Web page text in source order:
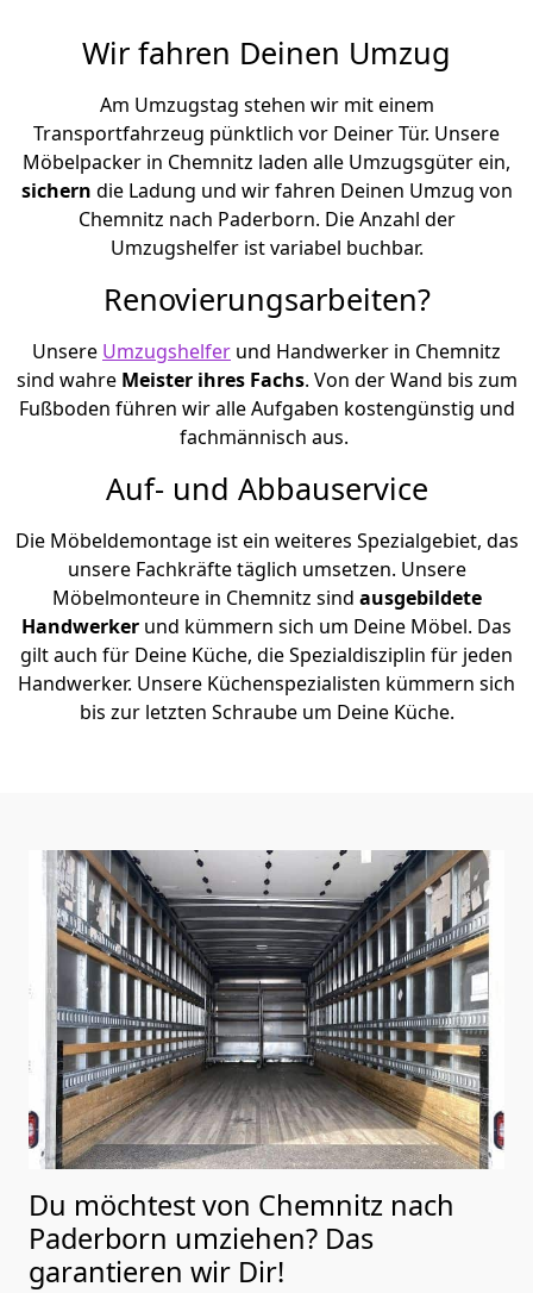
Wir fahren Deinen Umzug
Am Umzugstag stehen wir mit einem
Transportfahrzeug pünktlich vor Deiner Tür. Unsere
Möbelpacker in Chemnitz laden alle Umzugsgüter ein,
sichern die Ladung und wir fahren Deinen Umzug von
Chemnitz nach Paderborn. Die Anzahl der
Umzugshelfer ist variabel buchbar.
Renovierungsarbeiten?
Unsere Umzugshelfer und Handwerker in Chemnitz
sind wahre Meister ihres Fachs. Von der Wand bis zum
Fußboden führen wir alle Aufgaben kostengünstig und
fachmännisch aus.
Auf- und Abbauservice
Die Möbeldemontage ist ein weiteres Spezialgebiet, das
unsere Fachkräfte täglich umsetzen. Unsere
Möbelmonteure in Chemnitz sind ausgebildete
Handwerker und kümmern sich um Deine Möbel. Das
gilt auch für Deine Küche, die Spezialdisziplin für jeden
Handwerker. Unsere Küchenspezialisten kümmern sich
bis zur letzten Schraube um Deine Küche.
Du möchtest von Chemnitz nach
Paderborn umziehen? Das
garantieren wir Dir!